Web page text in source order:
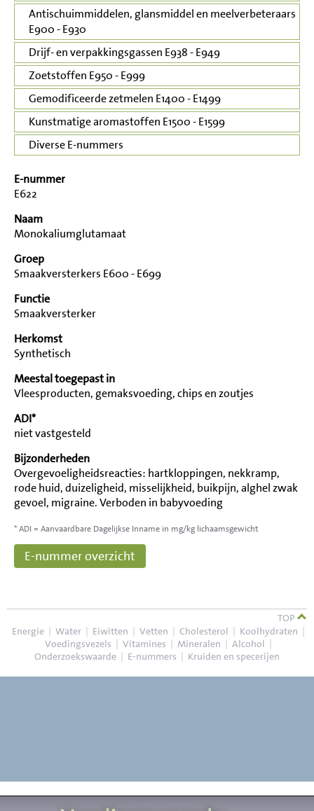
Antischuimmiddelen, glansmiddel en meelverbeteraars
E900 - E930
Drijf- en verpakkingsgassen E938 - E949
Zoetstoffen E950 - E999
Gemodificeerde zetmelen E1400 - E1499
Kunstmatige aromastoffen E1500 - E1599
Diverse E-nummers
E-nummer
E622
Naam
Monokaliumglutamaat
Groep
Smaakversterkers E600 - E699
Functie
Smaakversterker
Herkomst
Synthetisch
Meestal toegepast in
Vleesproducten, gemaksvoeding, chips en zoutjes
ADI*
niet vastgesteld
Bijzonderheden
Overgevoeligheidsreacties: hartkloppingen, nekkramp,
rode huid, duizeligheid, misselijkheid, buikpijn, alghel zwak
gevoel, migraine. Verboden in babyvoeding
* ADI = Aanvaardbare Dagelijkse Inname in mg/kg lichaamsgewicht
E-nummer overzicht
TOP
Energie | Water | Eiwitten | Vetten | Cholesterol | Koolhydraten |
Voedingsvezels | Vitamines | Mineralen | Alcohol |
Onderzoekswaarde | E-nummers | Kruiden en specerijen